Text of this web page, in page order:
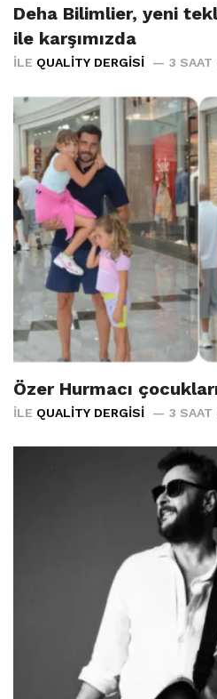
Deha Bilimlier, yeni
ile karşımızda
İLE QUALITY DERGISI 3 SAAT
Özer Hurmacı
İLE QUALITY DERGISI 3 SAAT